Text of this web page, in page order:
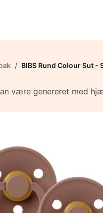
/ BIBS Rund Colour Sut
være genereret med